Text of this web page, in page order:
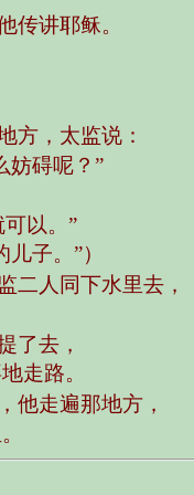
传讲耶稣。
方，太监说：
妨碍呢？”
以。”
子。”）
二人同下水里去，
了去，
走路。
他走遍那地方，